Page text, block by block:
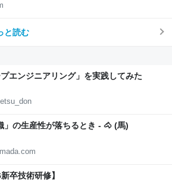
と読む
エンジニアリング」を実践してみた
」の生産性が落ちるとき - 🐴 (馬)
卒技術研修】